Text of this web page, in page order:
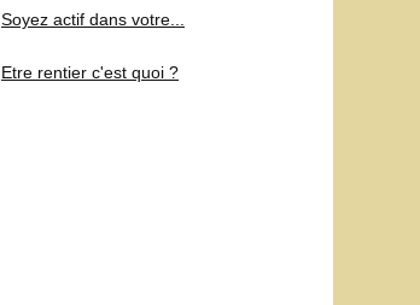
Soyez actif dans votre...
Etre rentier c'est quoi ?